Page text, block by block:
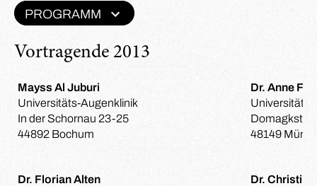
Vortragende 2013
Mayss Al Juburi
Universitäts-Augenklinik
In der Schornau 23-25
44892 Bochum
Dr. Anne F.
Universitäts-
48149
Dr. Florian Alten
Dr.
PROGRAMM